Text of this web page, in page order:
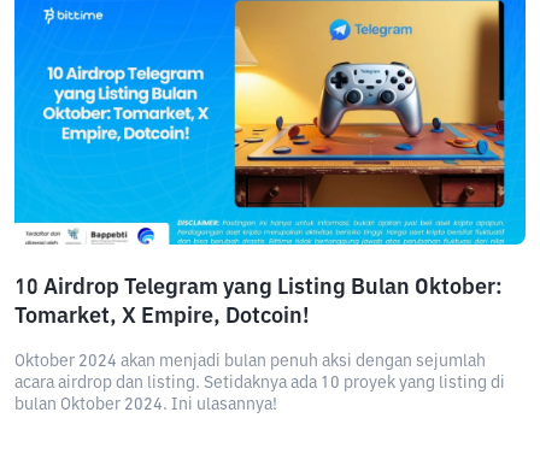
10 Airdrop Telegram yang Listing Bulan Oktober:
Tomarket, X Empire, Dotcoin!
Oktober 2024 akan menjadi bulan penuh aksi dengan sejumlah
acara airdrop dan listing. Setidaknya ada 10 proyek yang listing di
bulan Oktober 2024. Ini ulasannya!